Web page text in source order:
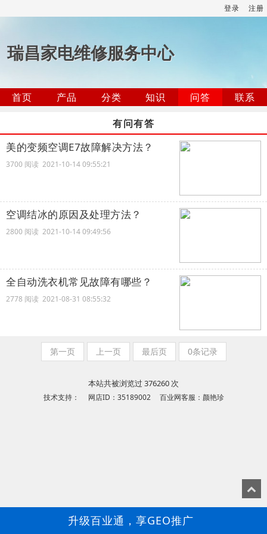
登录 注册
瑞昌家电维修服务中心
首页 产品 分类 知识 问答
联系
有问有答
美的变频空调E7故障解决方法？
3700 阅读 2021-10-14 09:55:21
空调结冰的原因及处理方法？
2800 阅读 2021-10-14 09:49:56
全自动洗衣机常见故障有哪些？
2778 阅读 2021-08-31 08:55:32
第一页 上一页 最后页 0条记录
本站共被浏览过 376260 次
技术支持： 网店ID：35189002 百业网客服：颜艳珍
升级百业通，享GEO推广